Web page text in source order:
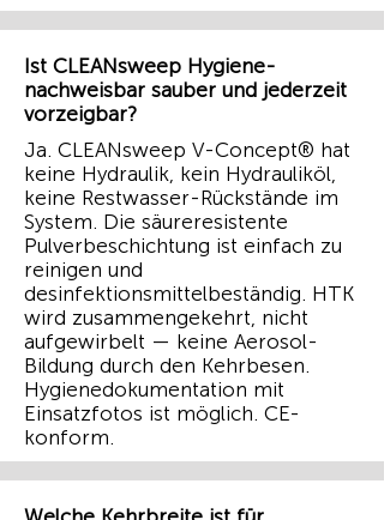
Ist CLEANsweep Hygiene-
nachweisbar sauber und jederzeit
vorzeigbar?
Ja. CLEANsweep V-Concept® hat
keine Hydraulik, kein Hydrauliköl,
keine Restwasser-Rückstände im
System. Die säureresistente
Pulverbeschichtung ist einfach zu
reinigen und
desinfektionsmittelbeständig. HTK
wird zusammengekehrt, nicht
aufgewirbelt — keine Aerosol-
Bildung durch den Kehrbesen.
Hygienedokumentation mit
Einsatzfotos ist möglich. CE-
konform.